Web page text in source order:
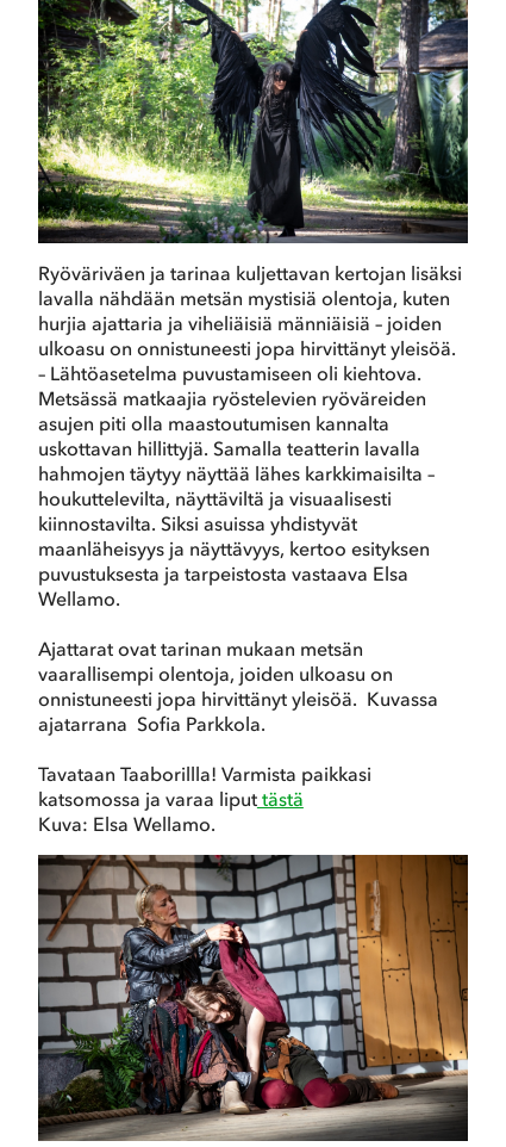
Ryöväriväen ja tarinaa kuljettavan kertojan lisäksi
lavalla nähdään metsän mystisiä olentoja, kuten
hurjia ajattaria ja viheliäisiä männiäisiä – joiden
ulkoasu on onnistuneesti jopa hirvittänyt yleisöä.
– Lähtöasetelma puvustamiseen oli kiehtova.
Metsässä matkaajia ryöstelevien ryöväreiden
asujen piti olla maastoutumisen kannalta
uskottavan hillittyjä. Samalla teatterin lavalla
hahmojen täytyy näyttää lähes karkkimaisilta –
houkuttelevilta, näyttäviltä ja visuaalisesti
kiinnostavilta. Siksi asuissa yhdistyvät
maanläheisyys ja näyttävyys, kertoo esityksen
puvustuksesta ja tarpeistosta vastaava Elsa
Wellamo.
Ajattarat ovat tarinan mukaan metsän
vaarallisempi olentoja, joiden ulkoasu on
onnistuneesti jopa hirvittänyt yleisöä. Kuvassa
ajatarrana Sofia Parkkola.
Tavataan Taaborillla! Varmista paikkasi
katsomossa ja varaa liputtästä
Kuva: Elsa Wellamo.